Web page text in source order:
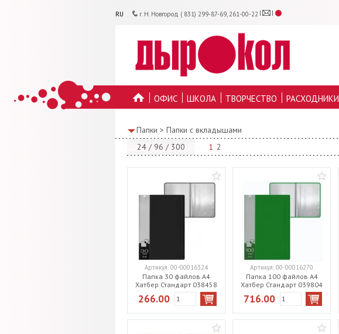
RU г. Н. Новгород ( 831) 299-87-69, 261-00-22
ОФИС ШКОЛА ТВОРЧЕСТВО РАСХОДНИКИ
Папки > Папки с вкладышами
24 / 96 / 300 1 2
Папка 30 файлов А4
Хатбер Стандарт 038458
чер
Артикул: 00-00016324
266.00
Папка 100 файлов А4
Хатбер Стандарт 039804
зеленая
Артикул: 00-00016270
716.00